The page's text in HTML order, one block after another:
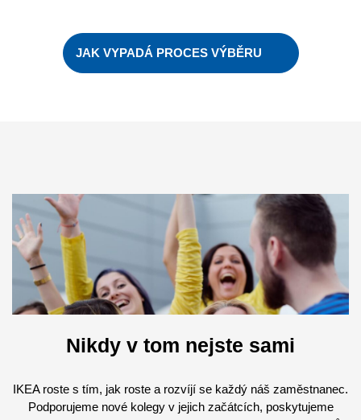
JAK VYPADÁ PROCES VÝBĚRU
Nikdy v tom nejste sami
IKEA roste s tím, jak roste a rozvíjí se každý náš zaměstnanec.
Podporujeme nové kolegy v jejich začátcích, poskytujeme